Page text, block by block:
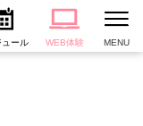
ュール WEB体験 MENU